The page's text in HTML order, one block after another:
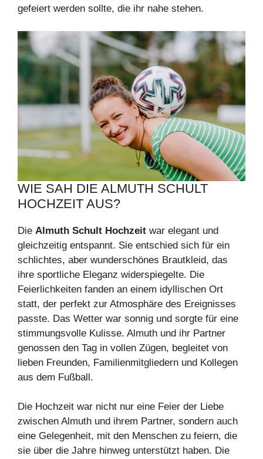
gefeiert werden sollte, die ihr nahe stehen.
WIE SAH DIE ALMUTH SCHULT
HOCHZEIT AUS?
Die Almuth Schult Hochzeit war elegant und
gleichzeitig entspannt. Sie entschied sich für ein
schlichtes, aber wunderschönes Brautkleid, das
ihre sportliche Eleganz widerspiegelte. Die
Feierlichkeiten fanden an einem idyllischen Ort
statt, der perfekt zur Atmosphäre des Ereignisses
passte. Das Wetter war sonnig und sorgte für eine
stimmungsvolle Kulisse. Almuth und ihr Partner
genossen den Tag in vollen Zügen, begleitet von
lieben Freunden, Familienmitgliedern und Kollegen
aus dem Fußball.
Die Hochzeit war nicht nur eine Feier der Liebe
zwischen Almuth und ihrem Partner, sondern auch
eine Gelegenheit, mit den Menschen zu feiern, die
sie über die Jahre hinweg unterstützt haben. Die